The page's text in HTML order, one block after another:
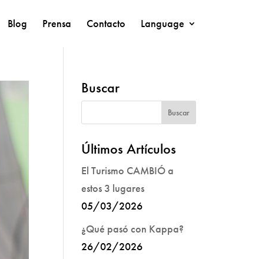
Blog Prensa Contacto Language
Buscar
Últimos Artículos
El Turismo CAMBIÓ a
estos 3 lugares
05/03/2026
¿Qué pasó con Kappa?
26/02/2026